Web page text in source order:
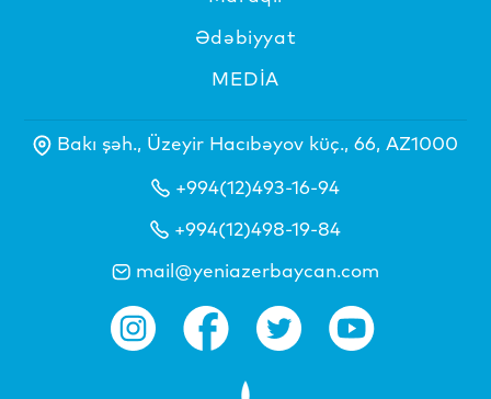
Ədəbiyyat
MEDİA
Bakı şəh., Üzeyir Hacıbəyov küç., 66, AZ1000
+994(12)493-16-94
+994(12)498-19-84
mail@yeniazerbaycan.com